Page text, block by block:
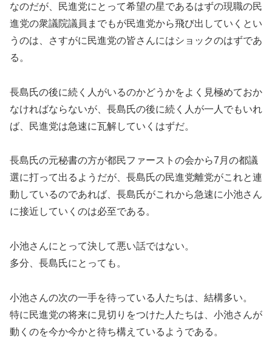
なのだが、民進党にとって希望の星であるはずの現職の民
進党の衆議院議員までもが民進党から飛び出していくとい
うのは、さすがに民進党の皆さんにはショックのはずであ
る。
長島氏の後に続く人がいるのかどうかをよく見極めておか
なければならないが、長島氏の後に続く人が一人でもいれ
ば、民進党は急速に瓦解していくはずだ。
長島氏の元秘書の方が都民ファーストの会から7月の都議
選に打って出るようだが、長島氏の民進党離党がこれと連
動しているのであれば、長島氏がこれから急速に小池さん
に接近していくのは必至である。
小池さんにとって決して悪い話ではない。
多分、長島氏にとっても。
小池さんの次の一手を待っている人たちは、結構多い。
特に民進党の将来に見切りをつけた人たちは、小池さんが
動くのを今か今かと待ち構えているようである。